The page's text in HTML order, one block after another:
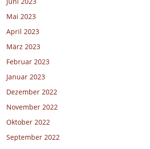
Mai 2023
April 2023
März 2023
Februar 2023
Januar 2023
Dezember 2022
November 2022
Oktober 2022
September 2022